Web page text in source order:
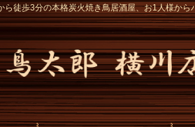
ら徒歩3分の本格炭火焼き鳥居酒屋、お1人様か